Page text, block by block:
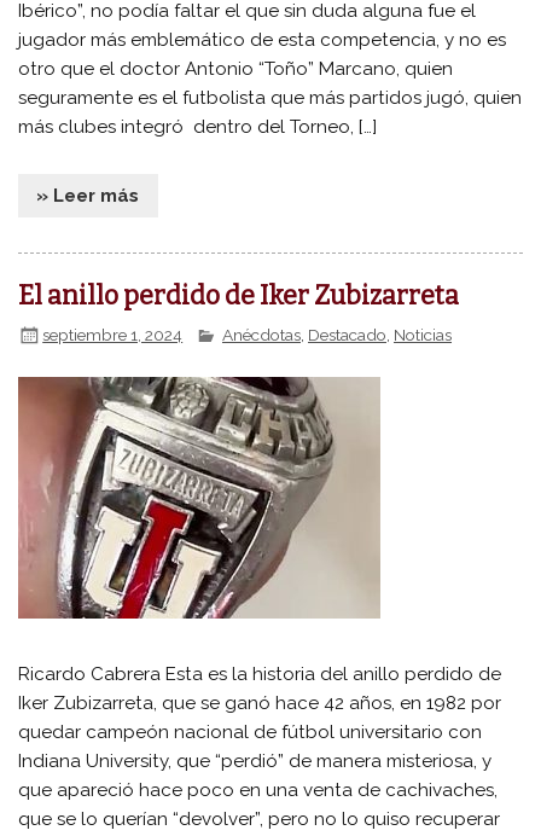
Ibérico”, no podía faltar el que sin duda alguna fue el
jugador más emblemático de esta competencia, y no es
otro que el doctor Antonio “Toño” Marcano, quien
seguramente es el futbolista que más partidos jugó, quien
más clubes integró dentro del Torneo, […]
» Leer más
El anillo perdido de Iker Zubizarreta
septiembre 1, 2024 Anécdotas Destacado Noticias
Ricardo Cabrera Esta es la historia del anillo perdido de
Iker Zubizarreta, que se ganó hace 42 años, en 1982 por
quedar campeón nacional de fútbol universitario con
Indiana University, que “perdió” de manera misteriosa, y
que apareció hace poco en una venta de cachivaches,
que se lo querían “devolver”, pero no lo quiso recuperar